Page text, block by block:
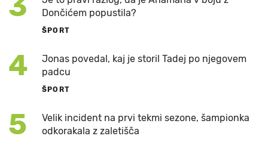
Dončićem popustila?
ŠPORT
4
Jonas povedal, kaj je storil Tadej po njegovem
padcu
ŠPORT
5
Velik incident na prvi tekmi sezone, šampionka
odkorakala z zaletišča